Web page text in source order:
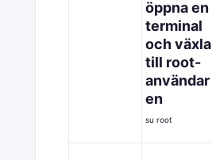
öppna en
terminal
och växla
till root-
användar
en
su root